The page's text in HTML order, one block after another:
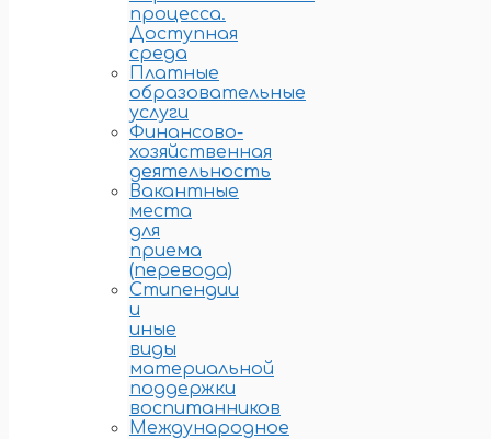
процесса.
Доступная
среда
Платные
образовательные
услуги
Финансово-
хозяйственная
деятельность
Вакантные
места
для
приема
(перевода)
Стипендии
и
иные
виды
материальной
поддержки
воспитанников
Международное